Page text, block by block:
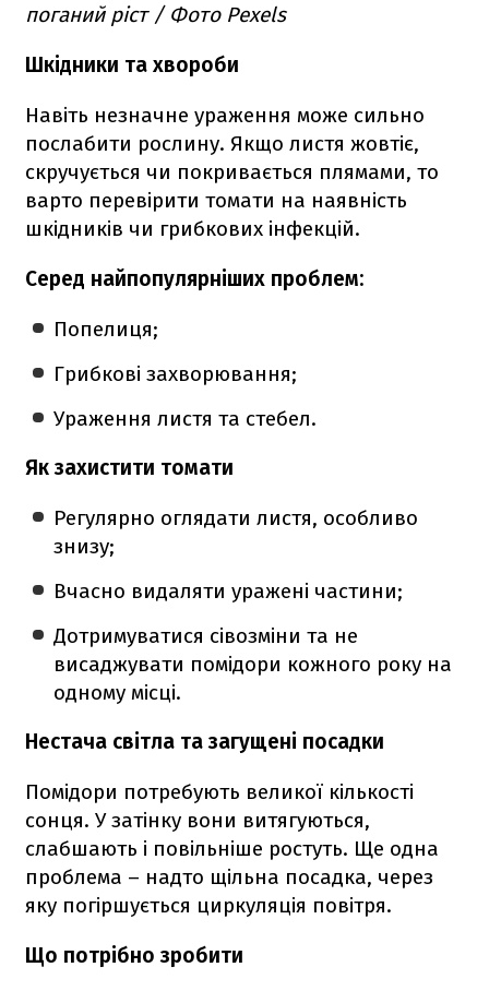
поганий ріст / Фото Pexels
Шкідники та хвороби
Навіть незначне ураження може сильно
послабити рослину. Якщо листя жовтіє,
скручується чи покривається плямами, то
варто перевірити томати на наявність
шкідників чи грибкових інфекцій.
Серед найпопулярніших проблем:
Попелиця;
Грибкові захворювання;
Ураження листя та стебел.
Як захистити томати
Регулярно оглядати листя, особливо
знизу;
Вчасно видаляти уражені частини;
Дотримуватися сівозміни та не
висаджувати помідори кожного року на
одному місці.
Нестача світла та загущені посадки
Помідори потребують великої кількості
сонця. У затінку вони витягуються,
слабшають і повільніше ростуть. Ще одна
проблема – надто щільна посадка, через
яку погіршується циркуляція повітря.
Що потрібно зробити